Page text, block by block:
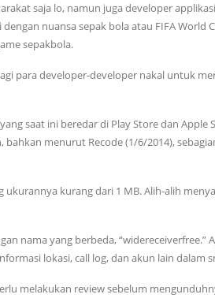
saja lo, namun juga developer
nuansa sepak bola atau FIFA World
sepakbola.
para developer-developer nakal untuk
saat ini beredar di Play Store dan Apple
menurut Recode (1/6/2014),
kurang dari 1 MB. Alih-alih
nama yang berbeda, “widereceiverfree.”
lokasi, call log, dan akun lain dalam
melakukan review sebelum